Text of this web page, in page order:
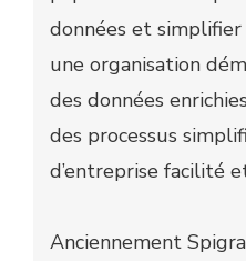
données et
une organisation
des données
des processus
d’entreprise facilité
Anciennement